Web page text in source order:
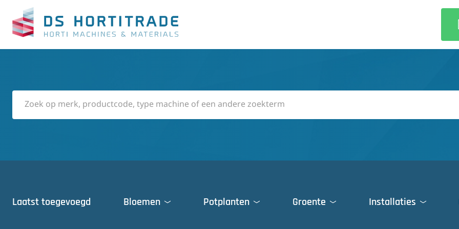
Laatst toegevoegd Bloemen Potplanten
Groente
Installaties